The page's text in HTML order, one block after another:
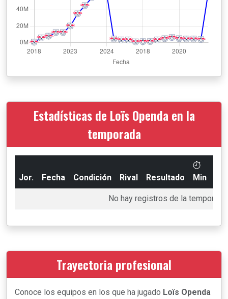
Estadísticas de Loïs Openda en la
temporada
Jor. Fecha Condición Rival Resultado Min
No hay registros de la
Trayectoria profesional
Conoce los equipos en los que ha jugado Loïs Openda